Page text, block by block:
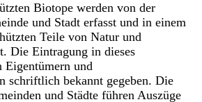
Biotope werden von der
und Stadt erfasst und in einem
Teile von Natur und
Die Eintragung in dieses
Eigentümern und
schriftlich bekannt gegeben. Die
und Städte führen Auszüge